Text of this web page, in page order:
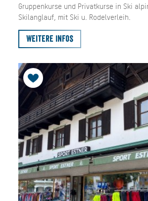
Gruppenkurse und Privatkurse in Ski
Skilanglauf, mit Ski u. Rodelverleih.
Weitere Infos